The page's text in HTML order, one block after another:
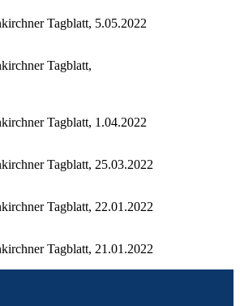
Tagblatt, 5.05.2022
Tagblatt,
Tagblatt, 1.04.2022
Tagblatt, 25.03.2022
Tagblatt, 22.01.2022
Tagblatt, 21.01.2022